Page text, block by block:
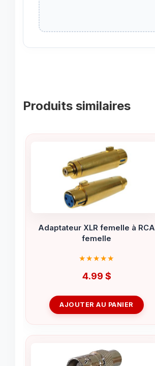
Produits similaires
Adaptateur XLR femelle à RCA
femelle
4.99 $
AJOUTER AU PANIER